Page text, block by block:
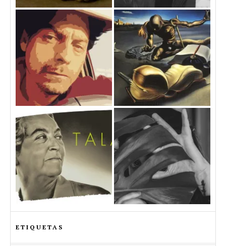
ETIQUETAS